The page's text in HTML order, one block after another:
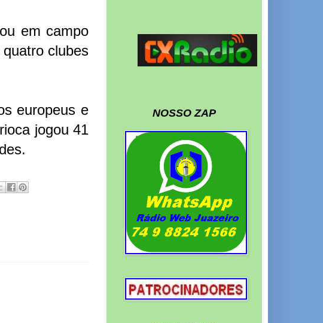
em campo
clubes
europeus e
jogou 41
NOSSO ZAP